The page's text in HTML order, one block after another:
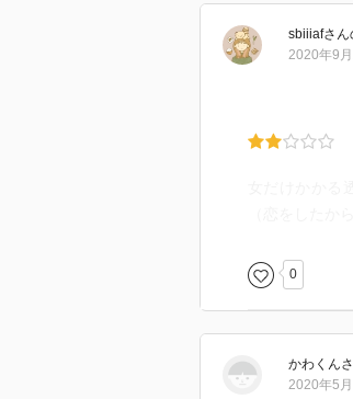
sbiiiafさん
2020年9
0
かわくん
2020年5